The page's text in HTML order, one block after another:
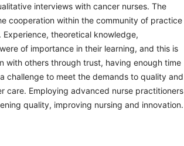
interviews with cancer nurses. The
cooperation within the community of practice
theoretical knowledge,
of importance in their learning, and this is
with others through trust, having enough time
challenge to meet the demands to quality and
care. Employing advanced nurse practitioners
quality, improving nursing and innovation.